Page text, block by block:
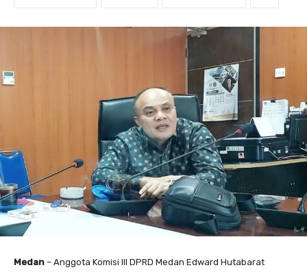
Medan – Anggota Komisi III DPRD Medan Edward Hutabarat